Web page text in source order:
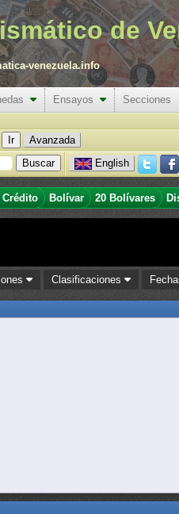
de
venezuela.info
Ensayos
Secciones
Avanzada
English
Crédito Bolívar 20 Bolívares
Clasificaciones